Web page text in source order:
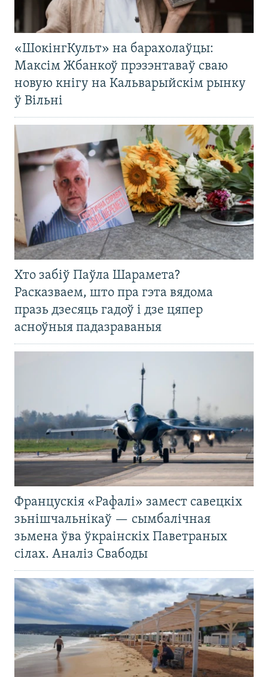
«ШокінгКульт» на барахолаўцы:
Максім Жбанкоў прэзэнтаваў сваю
новую кнігу на Кальварыйскім рынку
ў Вільні
Хто забіў Паўла Шарамета?
Расказваем, што пра гэта вядома
празь дзесяць гадоў і дзе цяпер
асноўныя падазраваныя
Францускія «Рафалі» замест савецкіх
зьнішчальнікаў — сымбалічная
зьмена ўва ўкраінскіх Паветраных
сілах. Аналіз Свабоды